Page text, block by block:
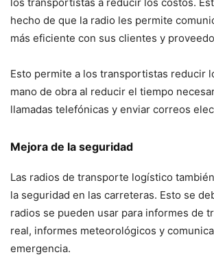
hecho de que la radio les permite
más eficiente con sus clientes y
Esto permite a los transportistas reducir
mano de obra al reducir el tiempo
llamadas telefónicas y enviar correos
Mejora de la seguridad
Las radios de transporte logístico
la seguridad en las carreteras. Esto se
radios se pueden usar para informes de
real, informes meteorológicos y
emergencia.